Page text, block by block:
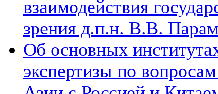
взаимодействия
зрения д.п.н. В.В.
Об основных
экспертизы по